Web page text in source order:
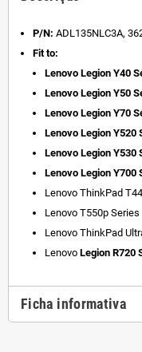
P/N: ADL135NLC3A,
Fit to:
Lenovo Legion Y40
Lenovo Legion Y50
Lenovo Legion Y70
Lenovo Legion Y520
Lenovo Legion Y530
Lenovo Legion Y700
Lenovo ThinkPad
Lenovo T550p Series
Lenovo ThinkPad
Lenovo Legion R720
Ficha informativa